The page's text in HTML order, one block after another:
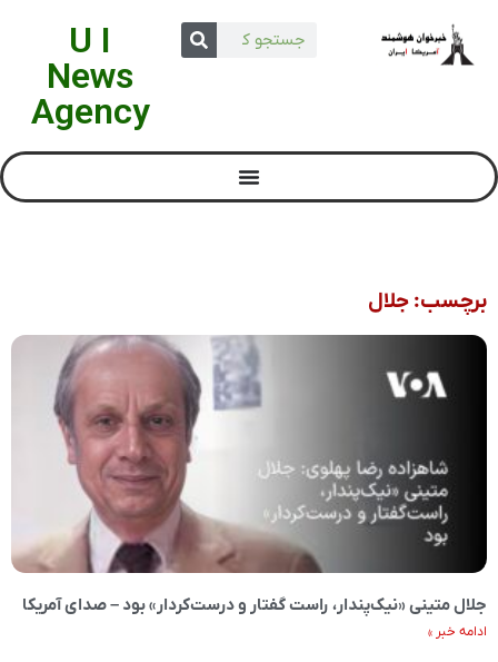
U I
News
Agency
برچسب: جلال
جلال متینی «نیک‌پندار، راست‌‌ گفتار و درست‌کردار» بود – صدای آمریکا
ادامه خبر »